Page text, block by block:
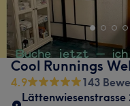
Cool Runnings
4.9
143
Lättenwiesenstrasse